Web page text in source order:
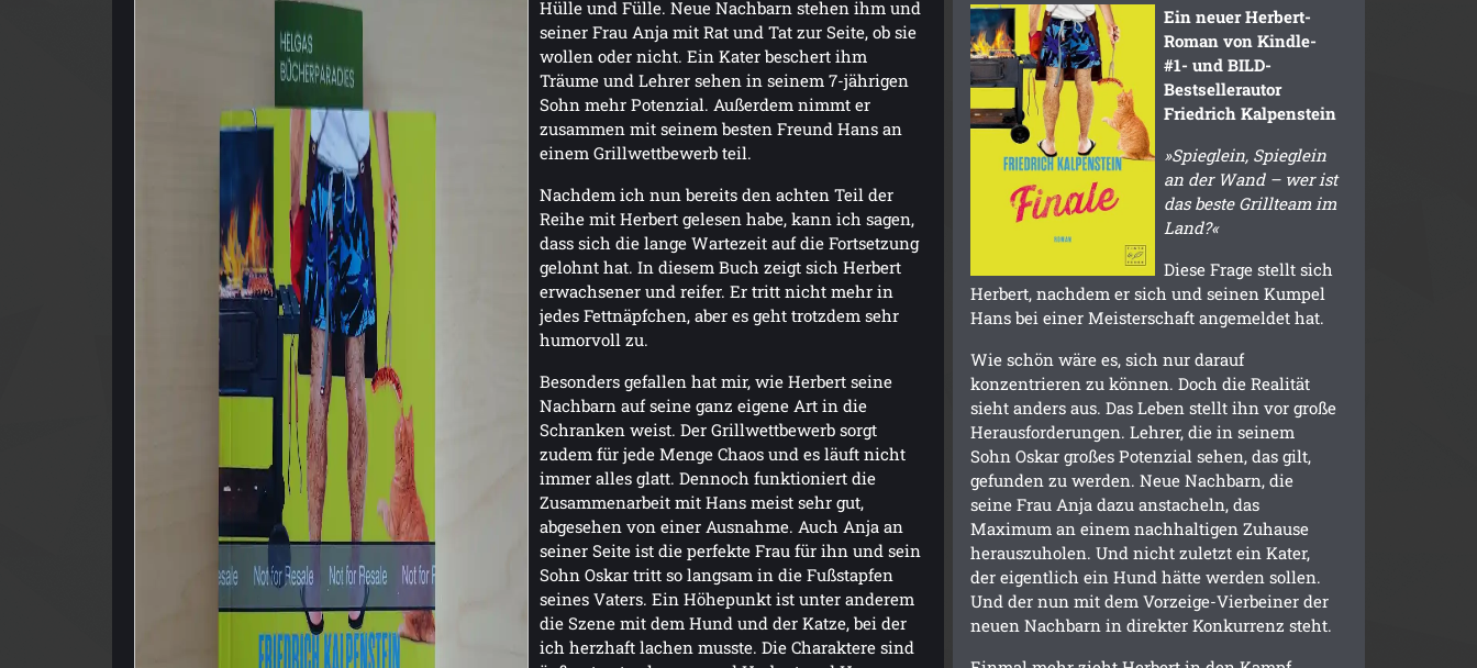
Hülle und Fülle. Neue Nachbarn stehen ihm und
seiner Frau Anja mit Rat und Tat zur Seite, ob sie
wollen oder nicht. Ein Kater beschert ihm
Träume und Lehrer sehen in seinem 7-jährigen
Sohn mehr Potenzial. Außerdem nimmt er
zusammen mit seinem besten Freund Hans an
einem Grillwettbewerb teil.
Nachdem ich nun bereits den achten Teil der
Reihe mit Herbert gelesen habe, kann ich sagen,
dass sich die lange Wartezeit auf die Fortsetzung
gelohnt hat. In diesem Buch zeigt sich Herbert
erwachsener und reifer. Er tritt nicht mehr in
jedes Fettnäpfchen, aber es geht trotzdem sehr
humorvoll zu.
Besonders gefallen hat mir, wie Herbert seine
Nachbarn auf seine ganz eigene Art in die
Schranken weist. Der Grillwettbewerb sorgt
zudem für jede Menge Chaos und es läuft nicht
immer alles glatt. Dennoch funktioniert die
Zusammenarbeit mit Hans meist sehr gut,
abgesehen von einer Ausnahme. Auch Anja an
seiner Seite ist die perfekte Frau für ihn und sein
Sohn Oskar tritt so langsam in die Fußstapfen
seines Vaters. Ein Höhepunkt ist unter anderem
die Szene mit dem Hund und der Katze, bei der
ich herzhaft lachen musste. Die Charaktere sind
Ein neuer Herbert-
Roman von Kindle-
#1- und BILD-
Bestsellerautor
Friedrich Kalpenstein
»Spieglein, Spieglein
an der Wand – wer ist
das beste Grillteam im
Land?«
Diese Frage stellt sich
Herbert, nachdem er sich und seinen Kumpel
Hans bei einer Meisterschaft angemeldet hat.
Wie schön wäre es, sich nur darauf
konzentrieren zu können. Doch die Realität
sieht anders aus. Das Leben stellt ihn vor große
Herausforderungen. Lehrer, die in seinem
Sohn Oskar großes Potenzial sehen, das gilt,
gefunden zu werden. Neue Nachbarn, die
seine Frau Anja dazu anstacheln, das
Maximum an einem nachhaltigen Zuhause
herauszuholen. Und nicht zuletzt ein Kater,
der eigentlich ein Hund hätte werden sollen.
Und der nun mit dem Vorzeige-Vierbeiner der
neuen Nachbarn in direkter Konkurrenz steht.